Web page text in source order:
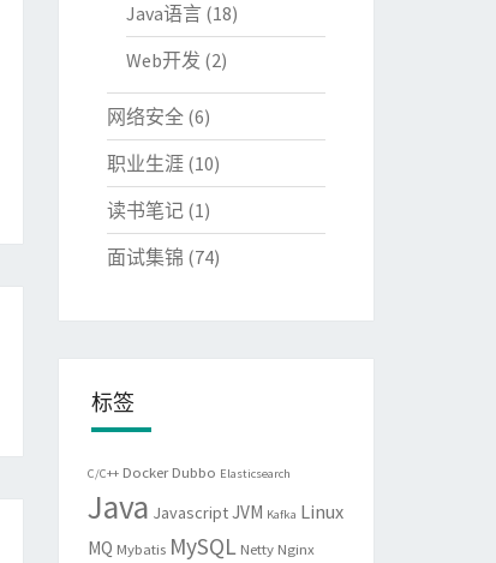
Java语言(18)
Web开发 (2)
网络安全(6)
职业生涯(10)
读书笔记(1)
面试集锦 (74)
标签
C/C++ Docker Dubbo Elasticsearch
Java JavascriptJVM Kafka Linux
MQ Mybatis MySQL Netty Nginx